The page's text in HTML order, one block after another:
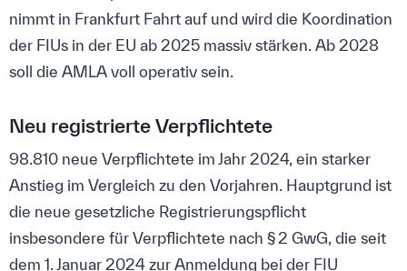
nimmt in Frankfurt Fahrt auf und wird die Koordination
der FIUs in der EU ab 2025 massiv stärken. Ab 2028
soll die AMLA voll operativ sein.
Neu registrierte Verpflichtete
98.810 neue Verpflichtete im Jahr 2024, ein starker
Anstieg im Vergleich zu den Vorjahren. Hauptgrund ist
die neue gesetzliche Registrierungspflicht
insbesondere für Verpflichtete nach § 2 GwG, die seit
dem 1. Januar 2024 zur Anmeldung bei der FIU